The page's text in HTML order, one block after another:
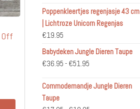
Off
Dit
Poppenkleertjes regenjasje 43 cm
| Lichtroze Unicorn Regenjas
€19.95
Babydeken Jungle Dieren Taupe
€36.95 - €51.95Prijsklasse:
tot
Commodemandje Jungle Dieren
Taupe